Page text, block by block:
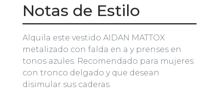
Notas de Estilo
Alquila este vestido AIDAN MATTOX
metalizado con falda en a y prenses en
tonos azules. Recomendado para mujeres
con tronco delgado y que desean
disimular sus caderas.